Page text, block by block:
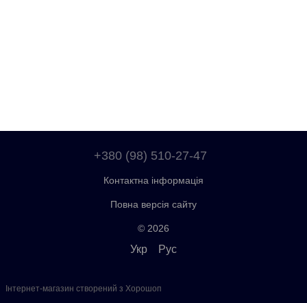
+380 (98) 510-27-47
Контактна інформація
Повна версія сайту
© 2026
Укр Рус
Інтернет-магазин створений з Хорошоп